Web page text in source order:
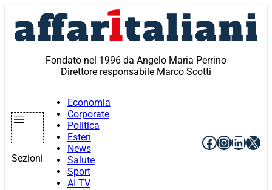
contenuto
Fondato nel 1996 da Angelo Maria Perrino
Direttore responsabile Marco Scotti
Sezioni
Economia
Corporate
Politica
Esteri
News
Salute
Sport
AI TV
Facebook
X